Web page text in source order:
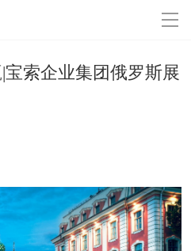
索企业集团俄罗斯展